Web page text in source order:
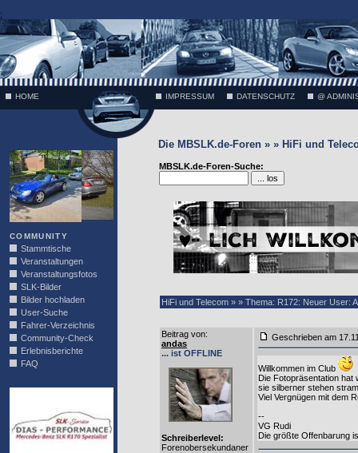
;
HOME IMPRESSUM DATENSCHUTZ @
COMMUNITY
Stammtische
Veranstaltungen
Veranstaltungsfotos
SLK-Bilder
Bilder hochladen
User-Suche
Fahrer-Verzeichnis
Community-Check
Erlebnisberichte
FAQ
Die MBSLK.de-Foren » » HiFi und
MBSLK.de-Foren-Suche:
HiFi und Telecom » » Thema: R172: Neuer User:
Beitrag von:
andas
... ist OFFLINE
Schreiberlevel:
Forenobersekundaner
Geschrieben am
Willkommen im Club
Die Fotopräsentation hat
sie silberner stehen
Viel Vergnügen mit dem
--
VG Rudi
Die größte Offenbarung